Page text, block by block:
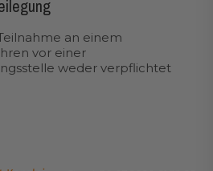
an einem
vor einer
weder verpflichtet